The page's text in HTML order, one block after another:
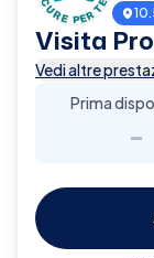
Visita
Vedi altre
Prima
-